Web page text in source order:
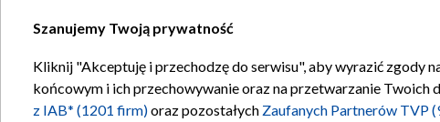
Regulamin TVP
Szanujemy Twoją prywatność
Kliknij "Akceptuję i przechodzę do serwisu", aby wyrazić zgody
końcowym i ich przechowywanie oraz na przetwarzanie Twoich
z IAB* (1201 firm)oraz pozostałych Zaufanych Partnerów TVP